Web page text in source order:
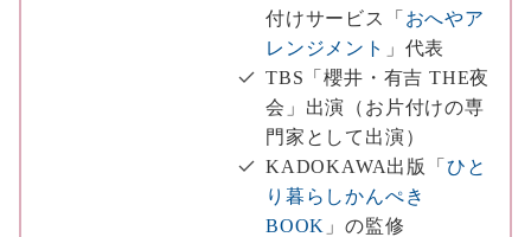
付けサービス「 おへやア
レンジメント
」代表
TBS「櫻井・有吉 THE夜
会」出演（お片付けの専
門家として出演）
KADOKAWA出版「 ひと
り暮らしかんぺき
BOOK 」の監修